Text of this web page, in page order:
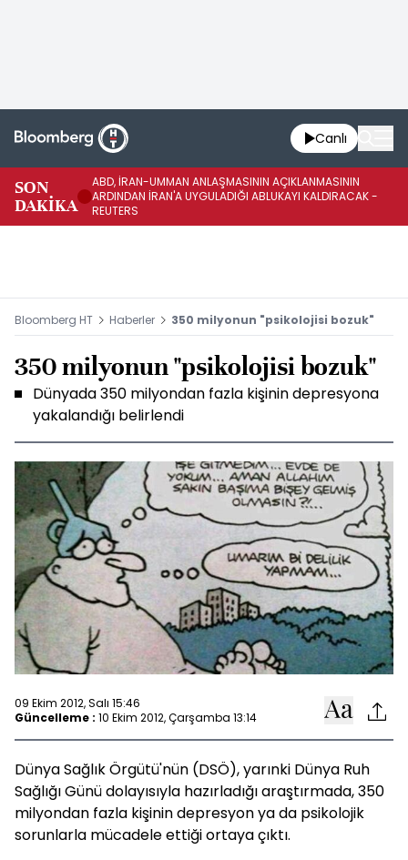
Canlı
SON
DAKİKA
ABD, İRAN-UMMAN ANLAŞMASININ AÇIKLANMASININ
ARDINDAN İRAN'A UYGULADIĞI ABLUKAYI KALDIRACAK -
REUTERS
Bloomberg HT Haberler 350 milyonun "psikolojisi bozuk"
350 milyonun "psikolojisi bozuk"
Dünyada 350 milyondan fazla kişinin depresyona
yakalandığı belirlendi
09 Ekim 2012, Salı 15:46
Güncelleme : 10 Ekim 2012, Çarşamba 13:14
Dünya Sağlık Örgütü'nün (DSÖ), yarınki Dünya Ruh
Sağlığı Günü dolayısıyla hazırladığı araştırmada, 350
milyondan fazla kişinin depresyon ya da psikolojik
sorunlarla mücadele ettiği ortaya çıktı.